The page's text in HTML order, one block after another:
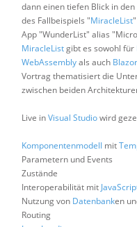
dann einen tiefen Blick in
des Fallbeispiels "MiracleList
App "WunderList" alias
MiracleListgibt es sowohl für
WebAssemblyals auch
Vortrag thematisiert die
zwischen beiden
Live inVisual Studiowird
Komponentenmodell mit
Parametern und Events
Zustände
Interoperabilität mit
Nutzung von Datenbanken
Routing